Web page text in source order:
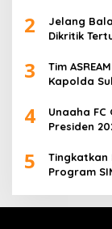
2
Jelang
Dikritik
3
Tim
Kapolda
4
Unaaha
Presiden
5
Tingkatkan
Program